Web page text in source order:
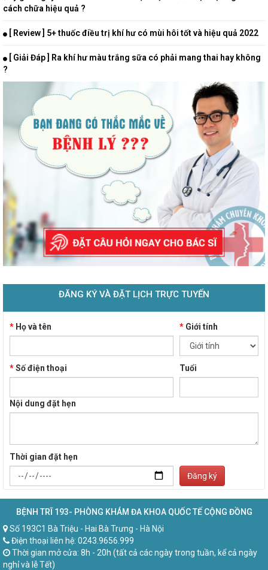
cách chữa hiệu quả ?
[ Review ] 5+ thuốc điều trị khí hư có mùi hôi tốt và hiệu quả 2022
[ Giải Đáp ] Ra khí hư màu trắng sữa có phải mang thai hay không
?
ĐĂNG KÝ VÀ ĐẶT LỊCH TRỰC TUYẾN
* Họ và tên *Giới tính
*Số điện thoại Tuổi
Nội dung đặt hẹn
Thời gian đặt hẹn
Đăng ký
BỆNH TRĨ 193- PHÒNG KHÁM ĐA KHOA QUỐC TẾ CỘNG ĐỒNG
Số 193C1 Bà Triệu - Hai Bà Trưng - Hà Nội
Điện thoại liên hệ: 0243.9656.999
Thời gian mở cửa: 8h - 20h (tất cả các ngày trong tuần, kể cả ngày
nghỉ và lễ Tết)